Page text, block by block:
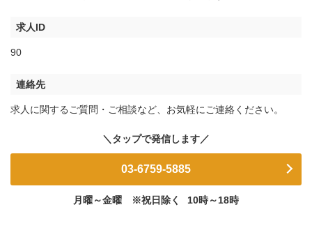
求人ID
90
連絡先
求人に関するご質問・ご相談など、お気軽にご連絡ください。
03-6759-5885
月曜～金曜 ※祝日除く 10時～18時